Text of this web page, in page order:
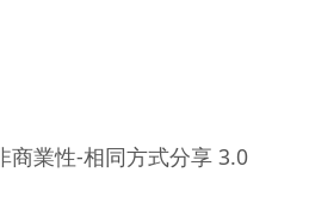
商業性-相同方式分享 3.0